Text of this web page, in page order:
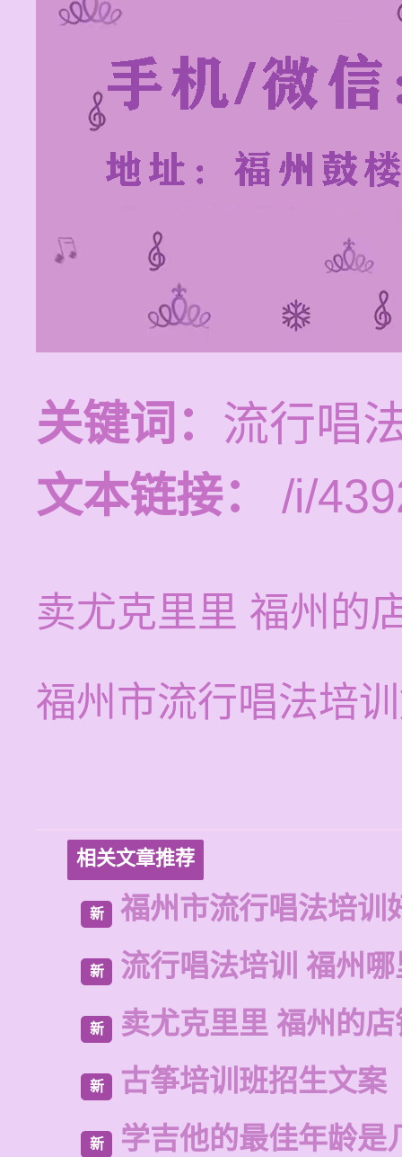
关键词： 流行唱
文本链接：
/i/
卖尤克里里 福州的
福州市流行唱法培
相关文章推荐
新 福州市流行唱法培训
新 流行唱法培训 福州
新 卖尤克里里 福州的店
新 古筝培训班招生文案
新 学吉他的最佳年龄是